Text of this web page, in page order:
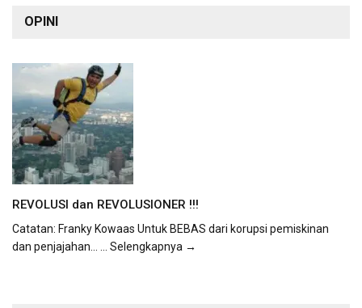
OPINI
REVOLUSI dan REVOLUSIONER !!!
Catatan: Franky Kowaas Untuk BEBAS dari korupsi pemiskinan
dan penjajahan...
... Selengkapnya →